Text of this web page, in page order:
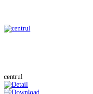
centrul